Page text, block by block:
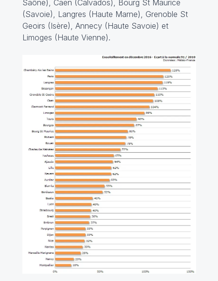
Saône), Caen (Calvados), Bourg St Maurice
(Savoie), Langres (Haute Marne), Grenoble St
Geoirs (Isère), Annecy (Haute Savoie) et
Limoges (Haute Vienne).